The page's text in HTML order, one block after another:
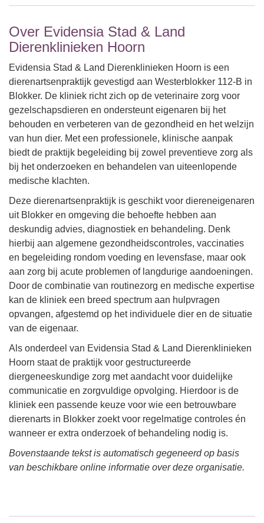
Over Evidensia Stad & Land
Dierenklinieken Hoorn
Evidensia Stad & Land Dierenklinieken Hoorn is een
dierenartsenpraktijk gevestigd aan Westerblokker 112-B in
Blokker. De kliniek richt zich op de veterinaire zorg voor
gezelschapsdieren en ondersteunt eigenaren bij het
behouden en verbeteren van de gezondheid en het welzijn
van hun dier. Met een professionele, klinische aanpak
biedt de praktijk begeleiding bij zowel preventieve zorg als
bij het onderzoeken en behandelen van uiteenlopende
medische klachten.
Deze dierenartsenpraktijk is geschikt voor diereneigenaren
uit Blokker en omgeving die behoefte hebben aan
deskundig advies, diagnostiek en behandeling. Denk
hierbij aan algemene gezondheidscontroles, vaccinaties
en begeleiding rondom voeding en levensfase, maar ook
aan zorg bij acute problemen of langdurige aandoeningen.
Door de combinatie van routinezorg en medische expertise
kan de kliniek een breed spectrum aan hulpvragen
opvangen, afgestemd op het individuele dier en de situatie
van de eigenaar.
Als onderdeel van Evidensia Stad & Land Dierenklinieken
Hoorn staat de praktijk voor gestructureerde
diergeneeskundige zorg met aandacht voor duidelijke
communicatie en zorgvuldige opvolging. Hierdoor is de
kliniek een passende keuze voor wie een betrouwbare
dierenarts in Blokker zoekt voor regelmatige controles én
wanneer er extra onderzoek of behandeling nodig is.
Bovenstaande tekst is automatisch gegeneerd op basis
van beschikbare online informatie over deze organisatie.